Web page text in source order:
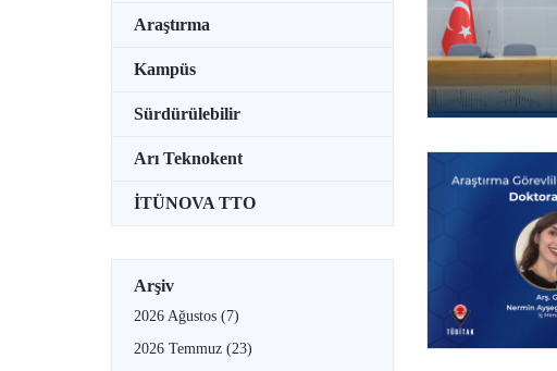
Araştırma
Kampüs
Sürdürülebilir
Arı Teknokent
İTÜNOVA TTO
Arşiv
2026 Ağustos (7)
2026 Temmuz (23)